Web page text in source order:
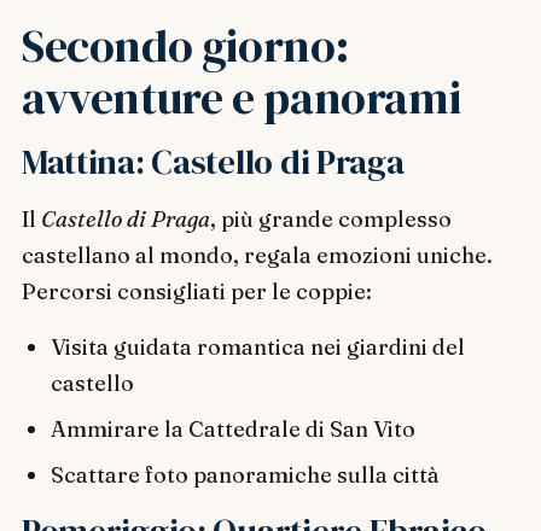
Secondo giorno:
avventure e panorami
Mattina: Castello di Praga
Il Castello di Praga, più grande complesso
castellano al mondo, regala emozioni uniche.
Percorsi consigliati per le coppie:
Visita guidata romantica nei giardini del
castello
Ammirare la Cattedrale di San Vito
Scattare foto panoramiche sulla città